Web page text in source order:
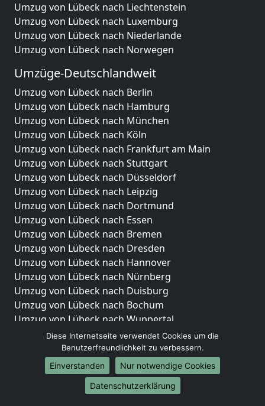
Umzug von Lübeck nach Liechtenstein
Umzug von Lübeck nach Luxemburg
Umzug von Lübeck nach Niederlande
Umzug von Lübeck nach Norwegen
Umzüge-Deutschlandweit
Umzug von Lübeck nach Berlin
Umzug von Lübeck nach Hamburg
Umzug von Lübeck nach München
Umzug von Lübeck nach Köln
Umzug von Lübeck nach Frankfurt am Main
Umzug von Lübeck nach Stuttgart
Umzug von Lübeck nach Düsseldorf
Umzug von Lübeck nach Leipzig
Umzug von Lübeck nach Dortmund
Umzug von Lübeck nach Essen
Umzug von Lübeck nach Bremen
Umzug von Lübeck nach Dresden
Umzug von Lübeck nach Hannover
Umzug von Lübeck nach Nürnberg
Umzug von Lübeck nach Duisburg
Umzug von Lübeck nach Bochum
Umzug von Lübeck nach Wuppertal
Umzug von Lübeck nach Bielefeld
Umzug von Lübeck nach Bonn
Umzug von Lübeck nach Münster
Internationale-Umzüge
Diese Internetseite verwendet Cookies um die
Benutzerfreundlichkeit zu verbessern.
Einverstanden
Nur notwendige Cookies
Datenschutzerklärung